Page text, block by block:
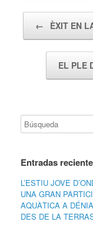
← ÈXIT EN
EL PLE
Entradas
L’ESTIU JOVE
UNA GRAN
AQUÀTICA A
DES DE LA